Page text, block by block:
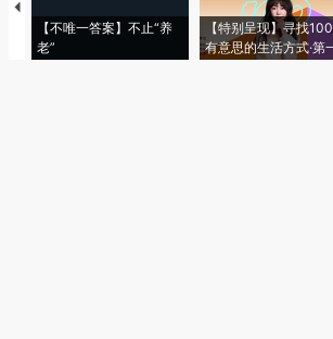
【不唯一答案】不止“养
老”
【特别呈现】寻找
有意思的生活方式·第